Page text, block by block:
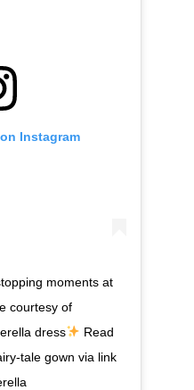
Instagram
moments at
courtesy of
dress
Read
tale gown via link